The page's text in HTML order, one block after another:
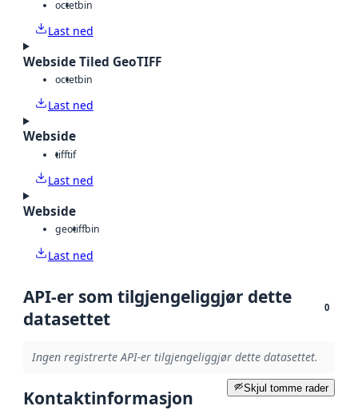
octetbin
Last ned
Webside Tiled GeoTIFF
octetbin
Last ned
Webside
tifftif
Last ned
Webside
geotiffbin
Last ned
API-er som tilgjengeliggjør dette
datasettet
0
Ingen registrerte API-er tilgjengeliggjør dette datasettet.
Skjul tomme rader
Kontaktinformasjon